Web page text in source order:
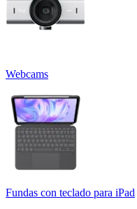
Webcams
Fundas con teclado para iPad